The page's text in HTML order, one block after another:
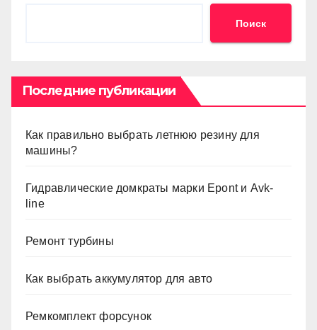
ki
ть
Поиск
Последние публикации
Как правильно выбрать летнюю резину для
машины?
Гидравлические домкраты марки Epont и Avk-
line
Ремонт турбины
Как выбрать аккумулятор для авто
Ремкомплект форсунок